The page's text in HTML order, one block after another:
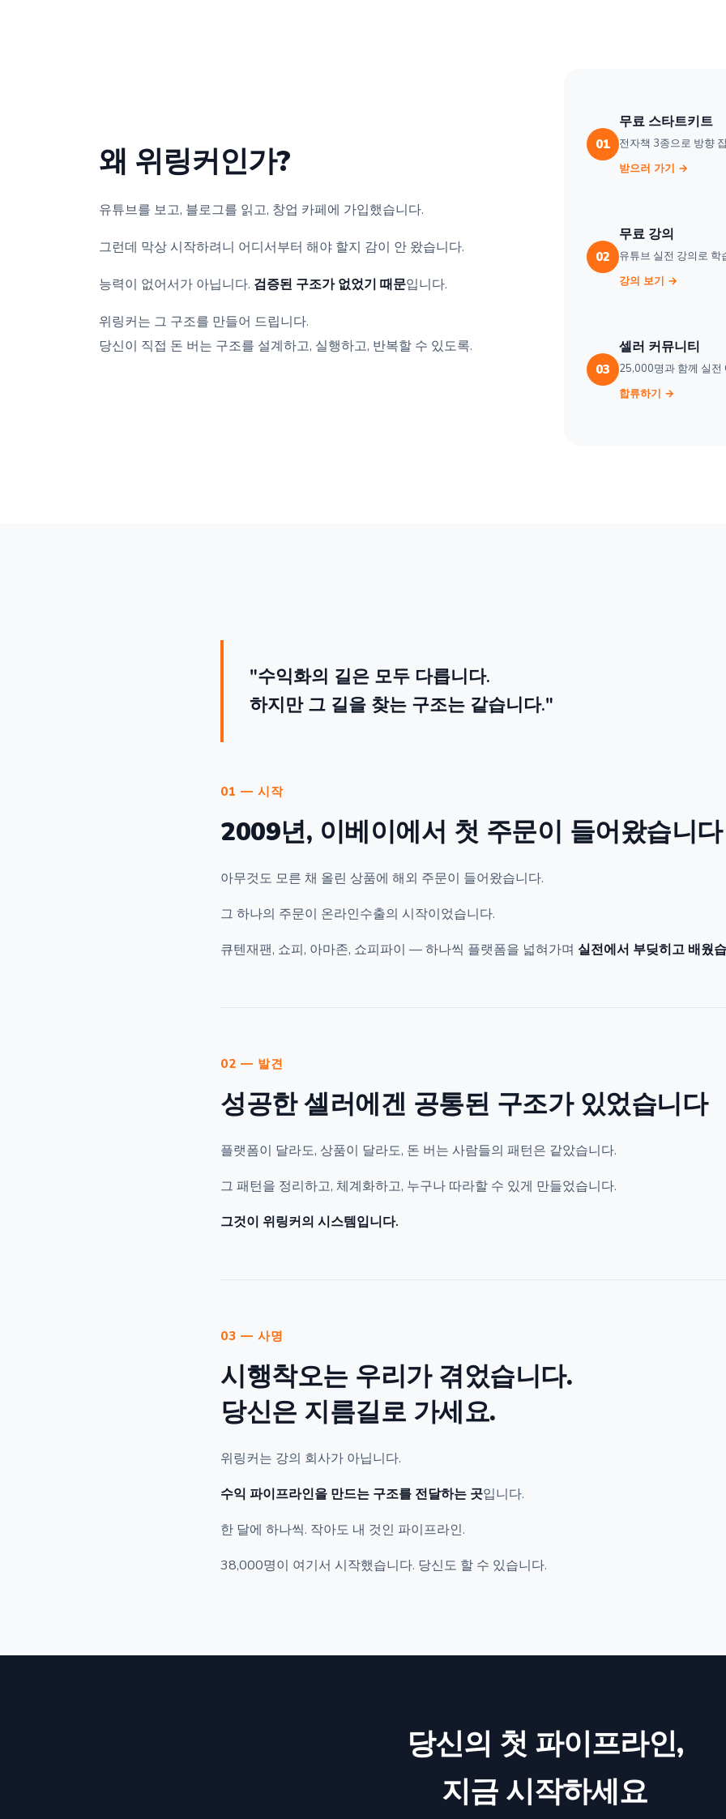
왜 위링커인가?
유튜브를 보고, 블로그를 읽고, 창업 카페에 가입했습니다.
그런데 막상 시작하려니 어디서부터 해야 할지 감이 안 왔습니다.
능력이 없어서가 아닙니다. 검증된 구조가 없었기 때문입니다.
위링커는 그 구조를 만들어 드립니다.
당신이 직접 돈 버는 구조를 설계하고, 실행하고, 반복할 수 있도록.
01
무료 스타트키트
전자책 3종으로 방향
받으러 가기 →
02
무료 강의
유튜브 실전 강의로 학
강의 보기 →
03
셀러 커뮤니티
25,000명과 함께 실전
합류하기 →
"수익화의 길은 모두 다릅니다.
하지만 그 길을 찾는 구조는 같습니다."
01 — 시작
2009년, 이베이에서 첫 주문이 들어왔습니다
아무것도 모른 채 올린 상품에 해외 주문이 들어왔습니다.
그 하나의 주문이 온라인수출의 시작이었습니다.
큐텐재팬, 쇼피, 아마존, 쇼피파이 — 하나씩 플랫폼을 넓혀가며 실전에서 부딪히고 배웠
02 — 발견
성공한 셀러에겐 공통된 구조가 있었습니다
플랫폼이 달라도, 상품이 달라도, 돈 버는 사람들의 패턴은 같았습니다.
그 패턴을 정리하고, 체계화하고, 누구나 따라할 수 있게 만들었습니다.
그것이 위링커의 시스템입니다.
03 — 사명
시행착오는 우리가 겪었습니다.
당신은 지름길로 가세요.
위링커는 강의 회사가 아닙니다.
수익 파이프라인을 만드는 구조를 전달하는 곳입니다.
한 달에 하나씩. 작아도 내 것인 파이프라인.
38,000명이 여기서 시작했습니다. 당신도 할 수 있습니다.
당신의 첫 파이프라인,
지금 시작하세요